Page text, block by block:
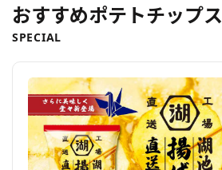
おすすめポテトチップス
SPECIAL